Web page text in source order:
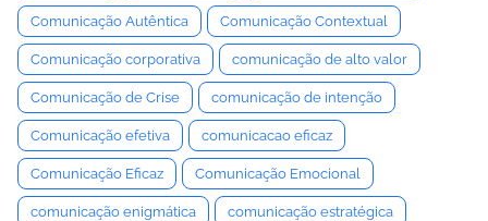
Comunicação Autêntica Comunicação Contextual
Comunicação corporativa comunicação de alto valor
Comunicação de Crise comunicação de intenção
Comunicação efetiva comunicacao eficaz
Comunicação Eficaz Comunicação Emocional
comunicação enigmática comunicação estratégica